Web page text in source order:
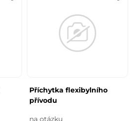
Příchytka flexibylního
přívodu
na otázku